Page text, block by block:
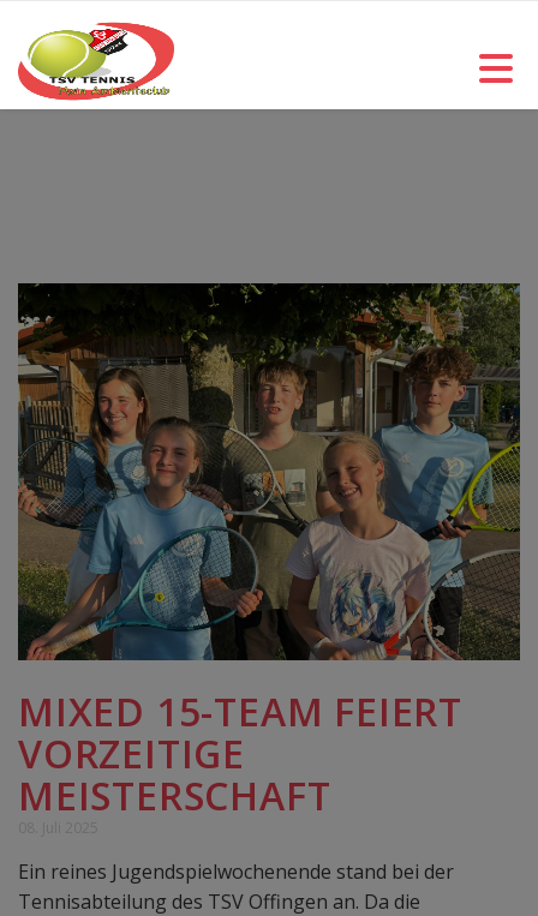
MIXED 15-TEAM FEIERT
VORZEITIGE
MEISTERSCHAFT
Ein reines Jugendspielwochenende stand bei der
Tennisabteilung des TSV Offingen an. Da die